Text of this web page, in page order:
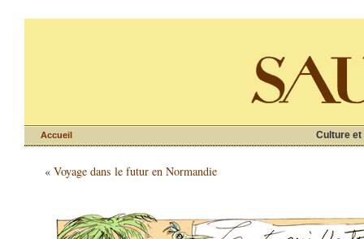
Culture et
Accueil
« Voyage dans le futur en Normandie